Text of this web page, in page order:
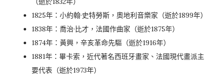
1825年：小約翰·史特勞斯，奧地利音樂家（逝於1899年）
1838年：喬治·比才，法國作曲家（逝於1875年）
1874年：黃興，辛亥革命先驅（逝於1916年）
1881年：畢卡索，近代著名西班牙畫家、法國現代畫派主
要代表（逝於1973年）